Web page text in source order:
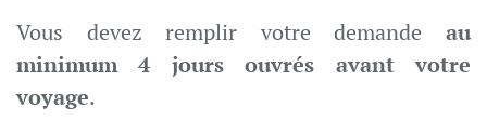
Vous devez remplir votre demande au
minimum 4 jours ouvrés avant votre
voyage.